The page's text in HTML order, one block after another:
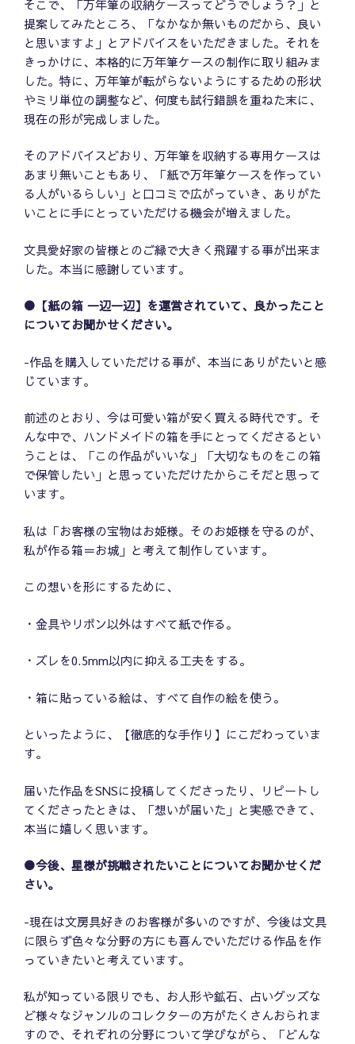
そこで、「万年筆の収納ケースってどうでしょう？」と
提案してみたところ、「なかなか無いものだから、良い
と思いますよ」とアドバイスをいただきました。それを
きっかけに、本格的に万年筆ケースの制作に取り組みま
した。特に、万年筆が転がらないようにするための形状
やミリ単位の調整など、何度も試行錯誤を重ねた末に、
現在の形が完成しました。
そのアドバイスどおり、万年筆を収納する専用ケースは
あまり無いこともあり、「紙で万年筆ケースを作ってい
る人がいるらしい」と口コミで広がっていき、ありがた
いことに手にとっていただける機会が増えました。
文具愛好家の皆様とのご縁で大きく飛躍する事が出来ま
した。本当に感謝しています。
●【紙の箱 一辺一辺】を運営されていて、良かったこと
についてお聞かせください。
-作品を購入していただける事が、本当にありがたいと感
じています。
前述のとおり、今は可愛い箱が安く買える時代です。そ
んな中で、ハンドメイドの箱を手にとってくださるとい
うことは、「この作品がいいな」「大切なものをこの箱
で保管したい」と思っていただけたからこそだと思って
います。
私は「お客様の宝物はお姫様。そのお姫様を守るのが、
私が作る箱＝お城」と考えて制作しています。
この想いを形にするために、
・金具やリボン以外はすべて紙で作る。
・ズレを0.5mm以内に抑える工夫をする。
・箱に貼っている絵は、すべて自作の絵を使う。
といったように、【徹底的な手作り】にこだわっていま
す。
届いた作品をSNSに投稿してくださったり、リピートし
てくださったときは、「想いが届いた」と実感できて、
本当に嬉しく思います。
●今後、星様が挑戦されたいことについてお聞かせくだ
さい。
-現在は文房具好きのお客様が多いのですが、今後は文具
に限らず色々な分野の方にも喜んでいただける作品を作
っていきたいと考えています。
私が知っている限りでも、お人形や鉱石、占いグッズな
ど様々なジャンルのコレクターの方がたくさんおられま
すので、それぞれの分野について学びながら、「どんな